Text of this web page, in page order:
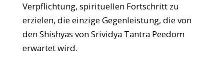
Verpflichtung, spirituellen Fortschritt zu
erzielen, die einzige Gegenleistung, die von
den Shishyas von Srividya Tantra Peedom
erwartet wird.